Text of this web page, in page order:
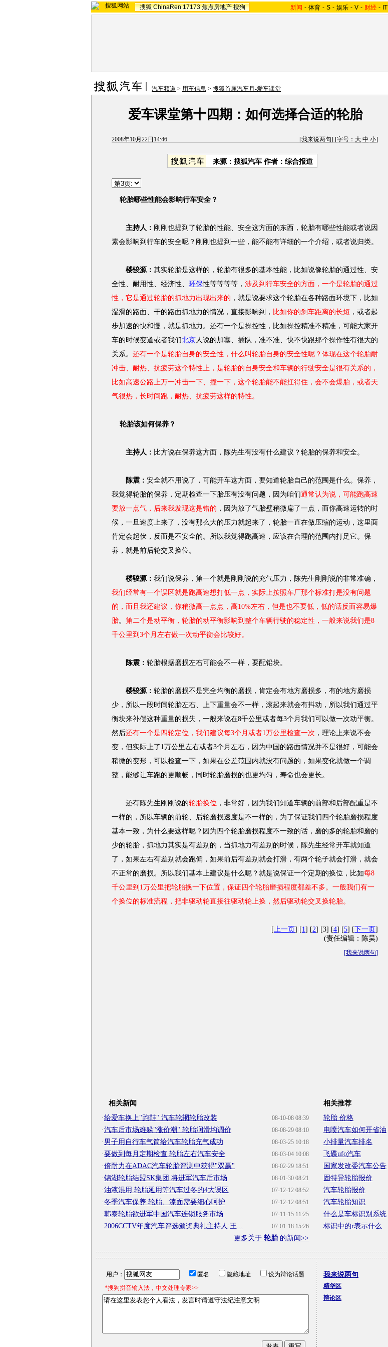
搜狐 ChinaRen 17173 焦点房地产 搜狗 新闻 - 体育 - S - 娱乐 - V - 财经 - IT
汽车频道 > 用车信息 > 搜狐首届汽车月-爱车课堂
爱车课堂第十四期：如何选择合适的轮胎
2008年10月22日14:46 [我来说两句] [字号： 大 中 小]
来源：搜狐汽车 作者：综合报道
轮胎哪些性能会影响行车安全？
主持人： 刚刚也提到了轮胎的性能、安全这方面的东西，轮胎有哪些性能或者说因
素会影响到行车的安全呢？刚刚也提到一些，能不能有详细的一个介绍，或者说归类。
楼骏源： 其实轮胎是这样的，轮胎有很多的基本性能，比如说像轮胎的通过性、安
全性、耐用性、经济性、 环保性等等等等， 涉及到行车安全的方面，一个是轮胎的通过
性，它是通过轮胎的抓地力出现出来的 ，就是说要求这个轮胎在各种路面环境下，比如
湿滑的路面、干的路面抓地力的情况，直接影响到， 比如你的刹车距离的长短 ，或者起
步加速的快和慢，就是抓地力。还有一个是操控性，比如操控精准不精准，可能大家开
车的时候变道或者我们北京人说的加塞、插队，准不准、快不快跟那个操作性有很大的
关系。 还有一个是轮胎自身的安全性，什么叫轮胎自身的安全性呢？体现在这个轮胎耐
冲击、耐热、抗疲劳这个特性上，是轮胎的自身安全和车辆的行驶安全是很有关系的，
比如高速公路上万一冲击一下、撞一下，这个轮胎能不能扛得住，会不会爆胎，或者天
气很热，长时间跑，耐热、抗疲劳这样的特性。
轮胎该如何保养？
主持人： 比方说在保养这方面，陈先生有没有什么建议？轮胎的保养和安全。
陈震： 安全就不用说了，可能开车这方面，要知道轮胎自己的范围是什么。保养，
我觉得轮胎的保养，定期检查一下胎压有没有问题，因为咱们通常认为说，可能跑高速
要放一点气，后来我发现这是错的 ，因为放了气胎壁稍微扁了一点，而你高速运转的时
候，一旦速度上来了，没有那么大的压力就起来了，轮胎一直在做压缩的运动，这里面
肯定会起伏，反而是不安全的。所以我觉得跑高速，应该在合理的范围内打足它。保
养，就是前后轮交叉换位。
楼骏源： 我们说保养，第一个就是刚刚说的充气压力，陈先生刚刚说的非常准确，
我们经常有一个误区就是跑高速想打低一点，实际上按照车厂那个标准打是没有问题
的，而且我还建议，你稍微高一点点，高10%左右，但是也不要低，低的话反而容易爆
胎。 第二个是动平衡，轮胎的动平衡影响到整个车辆行驶的稳定性，一般来说我们是8
千公里到3个月左右做一次动平衡会比较好。
陈震： 轮胎根据磨损左右可能会不一样，要配铅块。
楼骏源： 轮胎的磨损不是完全均衡的磨损，肯定会有地方磨损多，有的地方磨损
少，所以一段时间轮胎左右、上下重量会不一样，滚起来就会有抖动，所以我们通过平
衡块来补偿这种重量的损失，一般来说在8千公里或者每3个月我们可以做一次动平衡。
然后还有一个是四轮定位，我们建议每3个月或者1万公里检查一次 ，理论上来说不会
变，但实际上了1万公里左右或者3个月左右，因为中国的路面情况并不是很好，可能会
稍微的变形，可以检查一下，如果在公差范围内就没有问题的，如果变化就做一个调
整，能够让车跑的更顺畅，同时轮胎磨损的也更均匀，寿命也会更长。
还有陈先生刚刚说的轮胎换位 ，非常好，因为我们知道车辆的前部和后部配重是不
一样的，所以车辆的前轮、后轮磨损速度是不一样的，为了保证我们四个轮胎磨损程度
基本一致，为什么要这样呢？因为四个轮胎磨损程度不一致的话，磨的多的轮胎和磨的
少的轮胎，抓地力其实是有差别的，当抓地力有差别的时候，陈先生经常开车就知道
了，如果左右有差别就会跑偏，如果前后有差别就会打滑，有两个轮子就会打滑，就会
不正常的磨损。所以我们基本上建议是什么呢？就是说保证一个定期的换位，比如每8
千公里到1万公里把轮胎换一下位置，保证四个轮胎磨损程度都差不多。一般我们有一
个换位的标准流程，把非驱动轮直接往驱动轮上换，然后驱动轮交叉换轮胎。
[上一页] [1] [2] [3] [4] [5] [下一页]
(责任编辑：陈昊)
[我来说两句]
相关新闻
08-10-08 08:39
·给爱车换上"跑鞋" 汽车轮辋轮胎改装
08-08-29 08:10
·汽车后市场难躲"涨价潮" 轮胎润滑均调价
08-03-25 10:18
· 男子用自行车气筒给汽车轮胎充气成功
08-03-04 10:08
·要做到每月定期检查 轮胎左右汽车安全
08-02-29 18:51
·倍耐力在ADAC汽车轮胎评测中获得"双赢"
08-01-30 08:21
·锦湖轮胎结盟SK集团 将进军汽车后市场
07-12-12 08:52
·油液混用 轮胎延用等汽车过冬的4大误区
07-12-12 08:51
·冬季汽车保养:轮胎、漆面需要细心呵护
07-11-15 11:25
·韩泰轮胎欲进军中国汽车连锁服务市场
07-01-18 15:26
·2006CCTV年度汽车评选颁奖典礼主持人:王...
更多关于 轮胎的新闻>>
相关推荐
轮胎 价格
电喷汽车如何开省油
小排量汽车排名
飞碟ufo汽车
国家发改委汽车公告
固特异轮胎报价
汽车轮胎报价
汽车轮胎知识
什么是车标识别系统
标识中的r表示什么
用户： 匿名 隐藏地址
设为辩论话题
*搜狗拼音输入法，中文处理专家>>
我来说两句
精华区
辩论区